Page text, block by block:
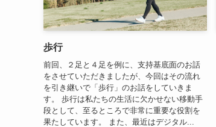
歩行
前回、２足と４足を例に、支持基底面のお話
をさせていただきましたが、今回はその流れ
を引き継いで「歩行」のお話をしていきま
す。 歩行は私たちの生活に欠かせない移動手
段として、至るところで非常に重要な役割を
果たしています。 また、最近はデジタル...